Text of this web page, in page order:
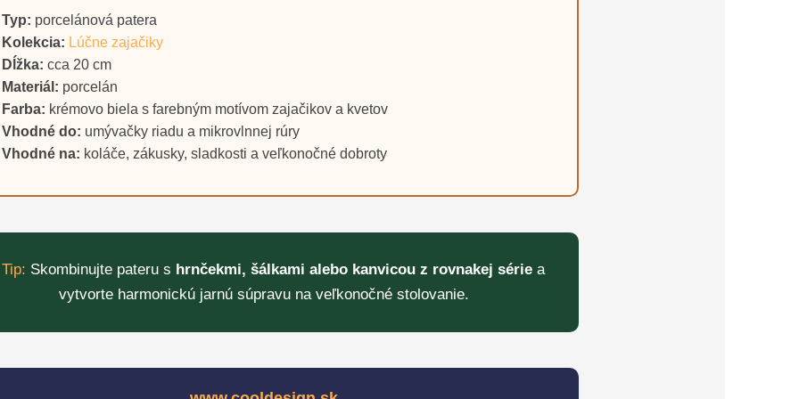
Typ: porcelánová patera
Kolekcia: Lúčne zajačiky
Dĺžka: cca 20 cm
Materiál: porcelán
Farba: krémovo biela s farebným motívom zajačikov a kvetov
Vhodné do: umývačky riadu a mikrovlnnej rúry
Vhodné na: koláče, zákusky, sladkosti a veľkonočné dobroty
Tip: Skombinujte pateru s hrnčekmi, šálkami alebo kanvicou z rovnakej série a
vytvorte harmonickú jarnú súpravu na veľkonočné stolovanie.